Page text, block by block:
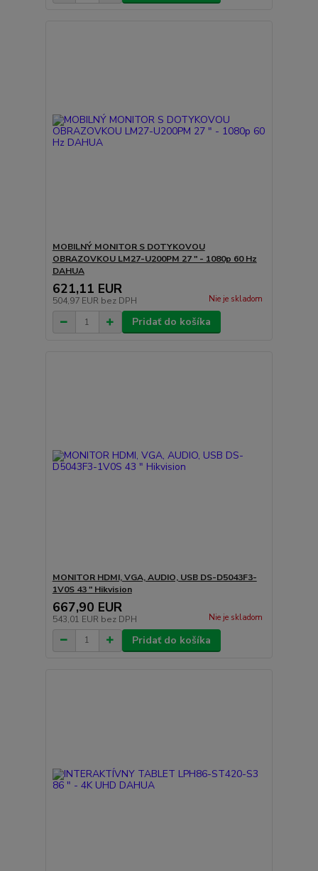
MOBILNÝ MONITOR S DOTYKOVOU
OBRAZOVKOU LM27-U200PM 27 " - 1080p 60 Hz
DAHUA
621,11 EUR
504,97 EUR bez DPH Nie je skladom
Pridať do košíka
MONITOR HDMI, VGA, AUDIO, USB DS-D5043F3-
1V0S 43 " Hikvision
667,90 EUR
543,01 EUR bez DPH Nie je skladom
Pridať do košíka